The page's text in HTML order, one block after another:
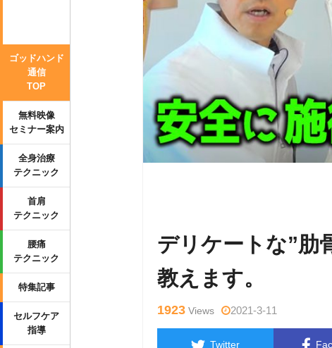
ゴッドハンド
通信
TOP
無料映像
セミナー案内
全身治療
テクニック
首肩
テクニック
腰痛
テクニック
特集記事
セルフケア
指導
デリケートな”肋
教えます。
1923 Views 2021-3-11
Twitter